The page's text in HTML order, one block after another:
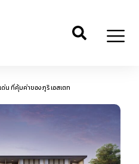
ด่น ที่คุ้มค่าของ ภูริ เอสเตท